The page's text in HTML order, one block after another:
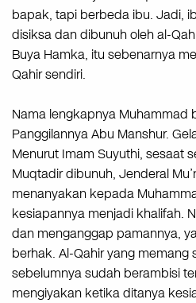
bapak, tapi berbeda ibu. Jadi,
disiksa dan dibunuh oleh al-
Buya Hamka, itu sebenarnya
Qahir sendiri.
Nama lengkapnya Muhammad
Panggilannya Abu Manshur.
Menurut Imam Suyuthi, sesaat
Muqtadir dibunuh, Jenderal
menanyakan kepada
kesiapannya menjadi khalifah.
dan menganggap pamannya,
berhak. Al-Qahir yang
sebelumnya sudah berambisi
mengiyakan ketika ditanya